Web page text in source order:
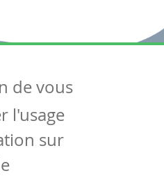
de vous
l'usage
sur